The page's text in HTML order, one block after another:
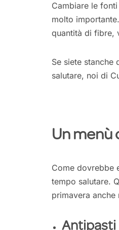
Cambiare le
molto
quantità di fibre,
Se siete
salutare, noi di
Un menù
Come dovrebbe
tempo salutare.
primavera